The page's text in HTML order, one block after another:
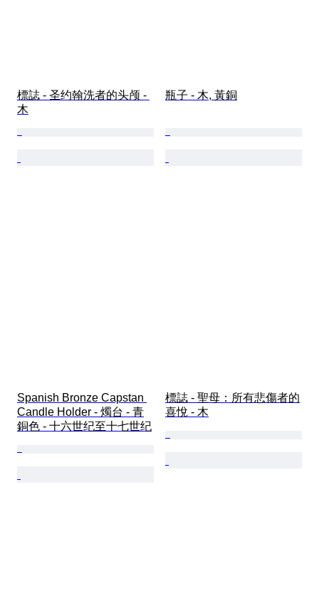
標誌 - 圣约翰洗者的头颅 -
木
瓶子 - 木, 黃銅
Spanish Bronze Capstan
Candle Holder - 燭台 - 青
銅色 - 十六世纪至十七世纪
標誌 - 聖母：所有悲傷者的
喜悅 - 木